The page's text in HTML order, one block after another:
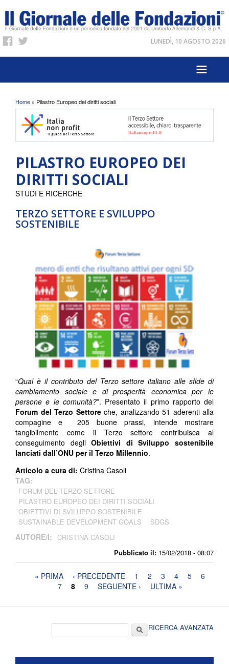
LUNEDÌ, 10 AGOSTO 2026
Tu sei qui
Home » Pilastro Europeo dei diritti sociali
PILASTRO EUROPEO DEI
DIRITTI SOCIALI
TERZO SETTORE E SVILUPPO
SOSTENIBILE
Pubblicato il: 15/02/2018 - 08:07
STUDI E RICERCHE
“Qual è il contributo del Terzo settore italiano alle sfide di
cambiamento sociale e di prosperità economica per le
persone e le comunità?”. Presentato il primo rapporto del
Forum del Terzo Settoreche, analizzando 51 aderenti alla
compagine e 205 buone prassi, intende mostrare
tangibilmente come il Terzo settore contribuisca al
conseguimento degliObiettivi di Sviluppo sostenibile
lanciati dall’ONU per il Terzo Millennio.
Articolo a cura di: Cristina Casoli
TAG:
FORUM DEL TERZO SETTORE
PILASTRO EUROPEO DEI DIRITTI SOCIALI
OBIETTIVI DI SVILUPPO SOSTENIBILE
SUSTAINABLE DEVELOPMENT GOALS
SDGS
AUTORE/I: CRISTINA CASOLI
Pagine« PRIMA ‹ PRECEDENTE 1 2 3 4 5
6
7
8 9 SEGUENTE › ULTIMA »
CercaRICERCA AVANZATA